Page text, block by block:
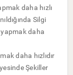
daha hızlı
Silgi
daha
daha hızlıdır
Şekiller